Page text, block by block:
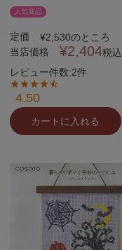
人気商品
定価 ¥2,530のところ
当店価格
¥2,404税込
レビュー件数:2件
4.50
カートに入れる